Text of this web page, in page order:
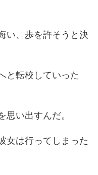
い、歩を許そうと決
と転校していった
い出すんだ。
女は行ってしまった